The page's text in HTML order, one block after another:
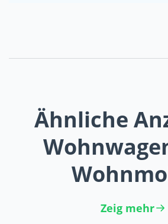
Ähnliche
Zeig mehr